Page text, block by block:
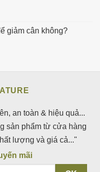
giảm cân không?
an toàn & hiệu quả...
sản phẩm từ cửa hàng
lượng và giá cả..."
mãi